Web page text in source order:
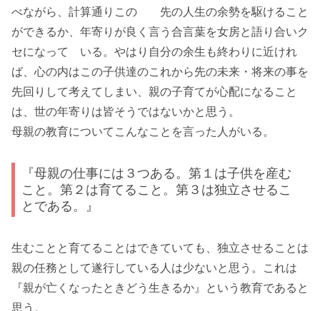
べながら、計算通りこの 先の人生の余勢を駆けること
ができるか、年寄りが良く言う合言葉を女房と語り合いク
セになって いる。やはり自分の余生も終わりに近けれ
ば、心の内はこの子供達のこれから先の未来・将来の事を
先回りして考えてしまい、親の子育てが心配になること
は、世の年寄りは皆そうではないかと思う。
母親の教育についてこんなことを言った人がいる。
『母親の仕事には３つある。第１は子供を産む
こと。第２は育てること。第３は独立させるこ
とである。』
生むことと育てることはできていても、独立させることは
親の任務として遂行している人は少ないと思う。これは
『親が亡くなったときどう生きるか』という教育であると
思う。